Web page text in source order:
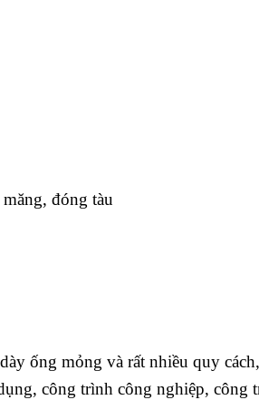
đóng tàu
ống mỏng và rất nhiều quy
công trình công nghiệp, công